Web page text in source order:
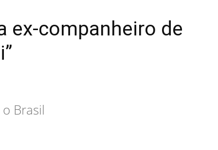
ex-companheiro de
Brasil